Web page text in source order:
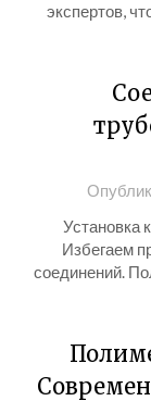
экспертов,
Установка
Избегаем
соединений.